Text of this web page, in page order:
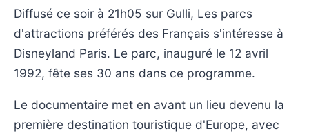
Diffusé ce soir à 21h05 sur Gulli, Les parcs
d'attractions préférés des Français s'intéresse à
Disneyland Paris. Le parc, inauguré le 12 avril
1992, fête ses 30 ans dans ce programme.
Le documentaire met en avant un lieu devenu la
première destination touristique d'Europe, avec